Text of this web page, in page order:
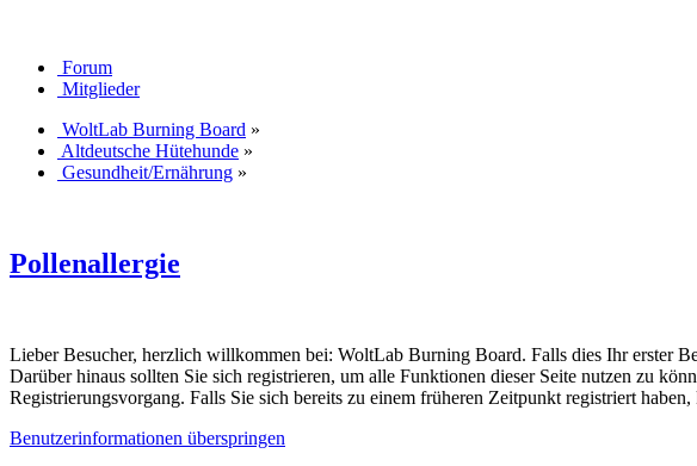
Forum
Mitglieder
WoltLab Burning Board »
Altdeutsche Hütehunde »
Gesundheit/Ernährung »
Pollenallergie
Lieber Besucher, herzlich willkommen bei: WoltLab Burning Board. Falls dies Ihr erster
Darüber hinaus sollten Sie sich registrieren, um alle Funktionen dieser Seite nutzen zu
Registrierungsvorgang. Falls Sie sich bereits zu einem früheren Zeitpunkt registriert haben,
Benutzerinformationen überspringen